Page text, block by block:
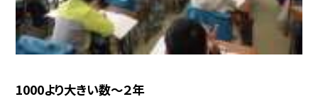
1000より大きい数〜２年